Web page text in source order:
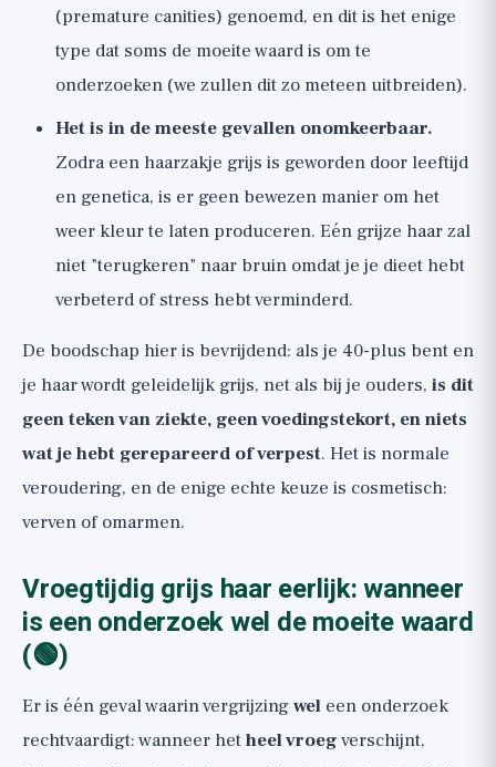
(premature canities) genoemd, en dit is het enige
type dat soms de moeite waard is om te
onderzoeken (we zullen dit zo meteen uitbreiden).
Het is in de meeste gevallen onomkeerbaar.
Zodra een haarzakje grijs is geworden door leeftijd
en genetica, is er geen bewezen manier om het
weer kleur te laten produceren. Eén grijze haar zal
niet "terugkeren" naar bruin omdat je je dieet hebt
verbeterd of stress hebt verminderd.
De boodschap hier is bevrijdend: als je 40-plus bent en
je haar wordt geleidelijk grijs, net als bij je ouders, is dit
geen teken van ziekte, geen voedingstekort, en niets
wat je hebt gerepareerd of verpest. Het is normale
veroudering, en de enige echte keuze is cosmetisch:
verven of omarmen.
Vroegtijdig grijs haar eerlijk: wanneer
is een onderzoek wel de moeite waard
(🟢)
Er is één geval waarin vergrijzingwel een onderzoek
rechtvaardigt: wanneer hetheel vroegverschijnt,